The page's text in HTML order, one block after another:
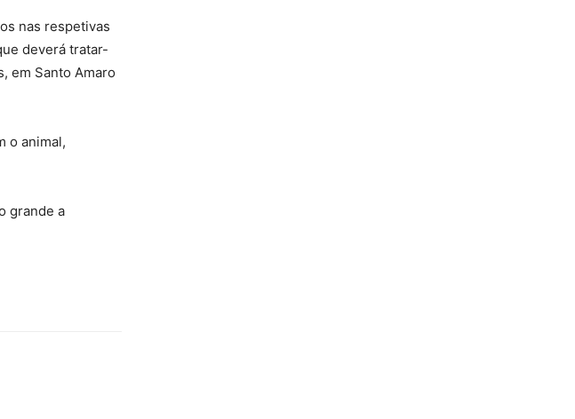
nas respetivas
deverá tratar-
em Santo Amaro
o animal,
grande a